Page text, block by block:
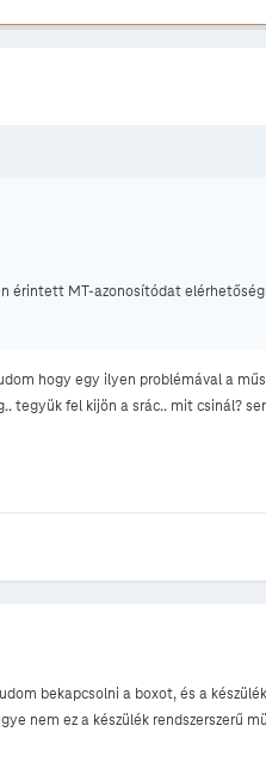
érintett MT-azonosítódat
hogy egy ilyen problémával a
fel kijön a srác.. mit csinál?
bekapcsolni a boxot, és a
nem ez a készülék